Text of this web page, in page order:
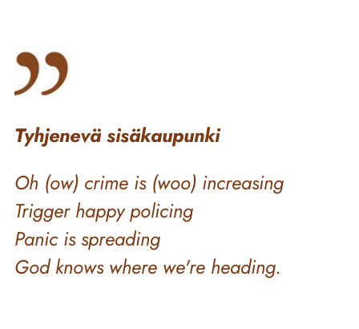
Tyhjenevä sisäkaupunki
Oh (ow) crime is (woo) increasing
Trigger happy policing
Panic is spreading
God knows where we're heading.